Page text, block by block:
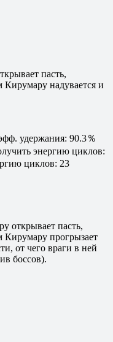
пасть,
Кирумару надувается и
удержания: 90.3％
энергию циклов:
циклов: 23
открывает пасть,
Кирумару прогрызает
от чего враги в ней
боссов).